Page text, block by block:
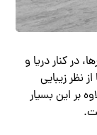
در کنار دریا و
نظر زیبایی
بر این بسیار